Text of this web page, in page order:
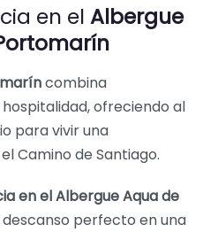
en el Albergue
combina
ofreciendo al
para vivir una
Camino de Santiago.
en el Albergue Aqua de
perfecto en una